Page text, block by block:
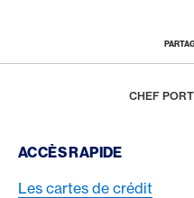
Footer
CHEF
Footer Navigation
ACCÈS RAPIDE
Les cartes de crédit